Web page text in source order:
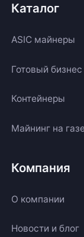
Каталог
ASIC майнеры
Готовый бизнес
Контейнеры
Майнинг на
Компания
О компании
Новости и блог